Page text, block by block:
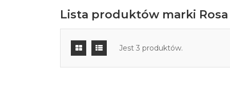
Lista produktów marki Rosa
Jest 3 produktów.